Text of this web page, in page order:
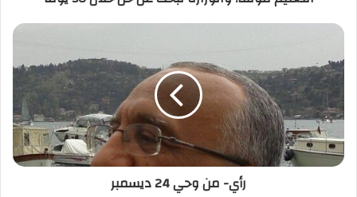
رأي- من وحي 24 ديسمبر